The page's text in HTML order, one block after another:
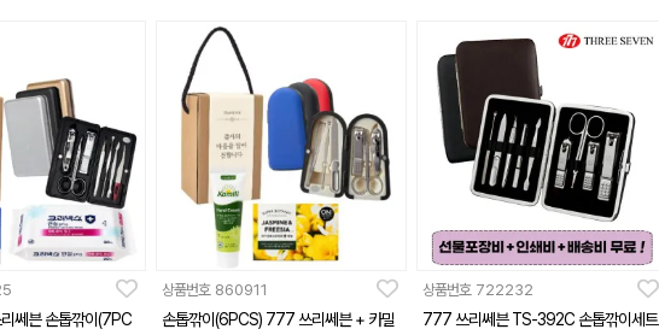
쎄븐 손톱깎이(7PC
상품번호 860911
손톱깎이(6PCS) 777 쓰리쎄븐 + 카밀
상품번호 722232
777 쓰리쎄븐 TS-392C 손톱깎이세트